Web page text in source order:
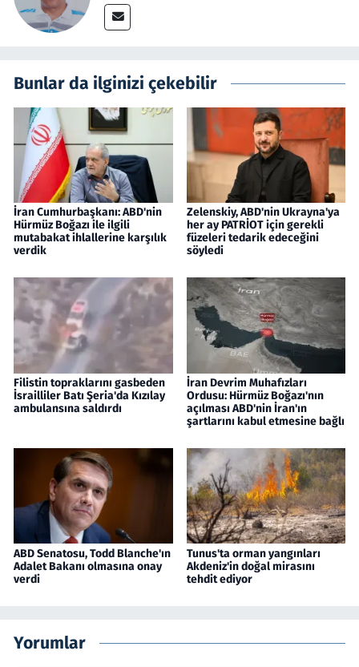
Bunlar da ilginizi çekebilir
İran Cumhurbaşkanı: ABD'nin
Hürmüz Boğazı ile ilgili
mutabakat ihlallerine karşılık
verdik
Zelenskiy, ABD'nin Ukrayna'ya
her ay PATRİOT için gerekli
füzeleri tedarik edeceğini
söyledi
Filistin topraklarını gasbeden
İsrailliler Batı Şeria'da Kızılay
ambulansına saldırdı
İran Devrim Muhafızları
Ordusu: Hürmüz Boğazı'nın
açılması ABD'nin İran'ın
şartlarını kabul etmesine bağlı
ABD Senatosu, Todd Blanche'ın
Adalet Bakanı olmasına onay
verdi
Tunus'ta orman yangınları
Akdeniz'in doğal mirasını
tehdit ediyor
Yorumlar